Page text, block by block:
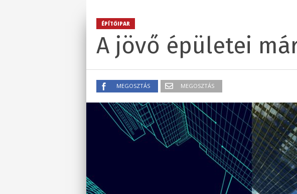
ÉPÍTŐIPAR
A jövő épületei
MEGOSZTÁS MEGOSZTÁS